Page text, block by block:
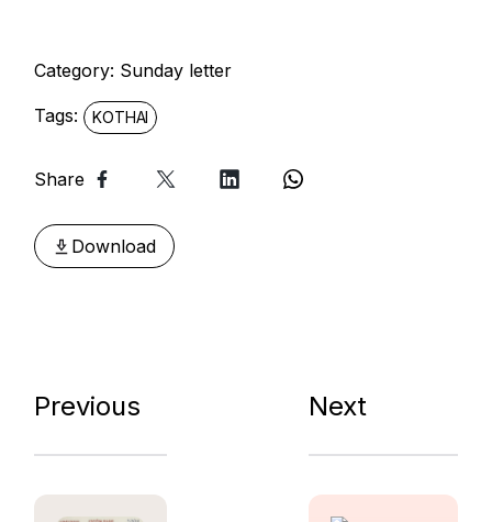
Category: Sunday letter
Tags: KOTHAI
Share
Download
Previous Next